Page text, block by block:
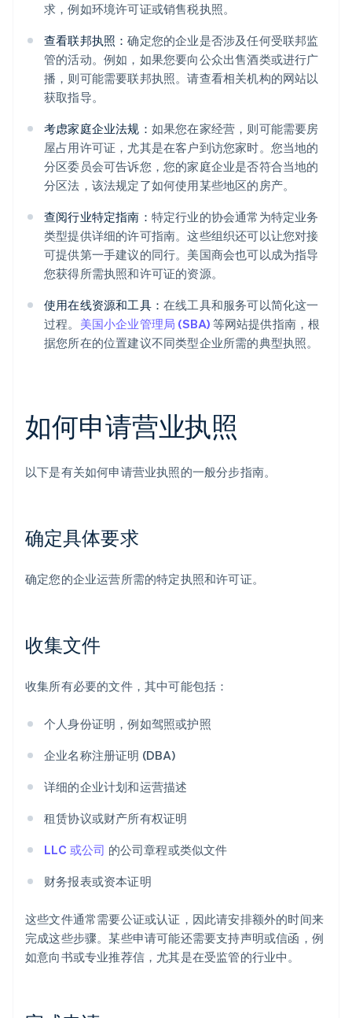
求，例如环境许可证或销售税执照。
查看联邦执照：确定您的企业是否涉及任何受联邦监
管的活动。例如，如果您要向公众出售酒类或进行广
播，则可能需要联邦执照。请查看相关机构的网站以
获取指导。
考虑家庭企业法规： 如果您在家经营，则可能需要房
屋占用许可证，尤其是在客户到访您家时。您当地的
分区委员会可告诉您，您的家庭企业是否符合当地的
分区法，该法规定了如何使用某些地区的房产。
查阅行业特定指南： 特定行业的协会通常为特定业务
类型提供详细的许可指南。这些组织还可以让您对接
可提供第一手建议的同行。美国商会也可以成为指导
您获得所需执照和许可证的资源。
使用在线资源和工具： 在线工具和服务可以简化这一
过程。 美国小企业管理局 (SBA) 等网站提供指南，根
据您所在的位置建议不同类型企业所需的典型执照。
如何申请营业执照
以下是有关如何申请营业执照的一般分步指南。
确定具体要求
确定您的企业运营所需的特定执照和许可证。
收集文件
收集所有必要的文件，其中可能包括：
个人身份证明，例如驾照或护照
企业名称注册证明 (DBA)
详细的企业计划和运营描述
租赁协议或财产所有权证明
LLC 或公司 的公司章程或类似文件
财务报表或资本证明
这些文件通常需要公证或认证，因此请安排额外的时间来
完成这些步骤。某些申请可能还需要支持声明或信函，例
如意向书或专业推荐信，尤其是在受监管的行业中。